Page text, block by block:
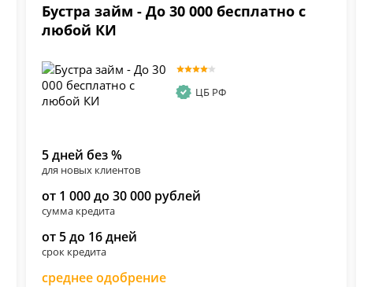
Бустра займ - До 30 000 бесплатно с
любой КИ
ЦБ РФ
5 дней без %
для новых клиентов
от 1 000 до 30 000 рублей
сумма кредита
от 5 до 16 дней
срок кредита
среднее одобрение